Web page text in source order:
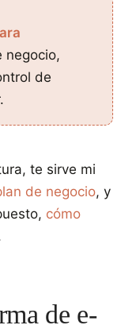
negocio,
de
te sirve mi
de negocio, y
cómo
de e-